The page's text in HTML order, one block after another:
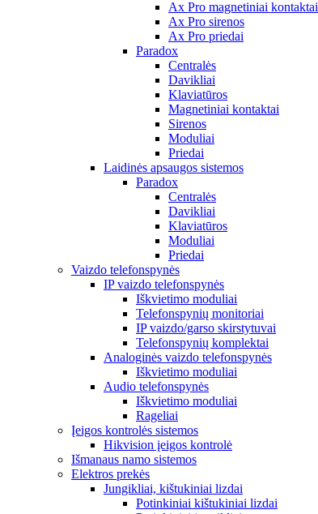
Ax Pro magnetiniai kontaktai
Ax Pro sirenos
Ax Pro priedai
Paradox
Centralės
Davikliai
Klaviatūros
Magnetiniai kontaktai
Sirenos
Moduliai
Priedai
Laidinės apsaugos sistemos
Paradox
Centralės
Davikliai
Klaviatūros
Moduliai
Priedai
Vaizdo telefonspynės
IP vaizdo telefonspynės
Iškvietimo moduliai
Telefonspynių monitoriai
IP vaizdo/garso skirstytuvai
Telefonspynių komplektai
Analoginės vaizdo telefonspynės
Iškvietimo moduliai
Audio telefonspynės
Iškvietimo moduliai
Rageliai
Įeigos kontrolės sistemos
Hikvision įeigos kontrolė
Išmanaus namo sistemos
Elektros prekės
Jungikliai, kištukiniai lizdai
Potinkiniai kištukiniai lizdai